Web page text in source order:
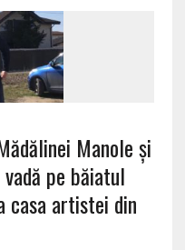
Manole și
pe băiatul
casa artistei din